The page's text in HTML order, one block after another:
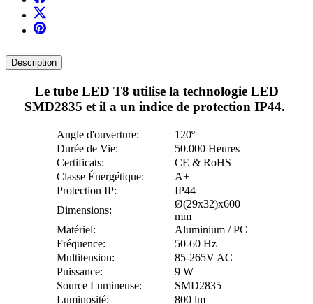
Description
Le tube LED T8 utilise la technologie LED
SMD2835 et il a un indice de protection IP44.
Angle d'ouverture:
120º
Durée de Vie:
50.000 Heures
Certificats:
CE & RoHS
Classe Énergétique:
A+
Protection IP:
IP44
Dimensions:
Ø(29x32)x600
mm
Matériel:
Aluminium / PC
Fréquence:
50-60 Hz
Multitension:
85-265V AC
Puissance:
9 W
Source Lumineuse:
SMD2835
Luminosité:
800 lm